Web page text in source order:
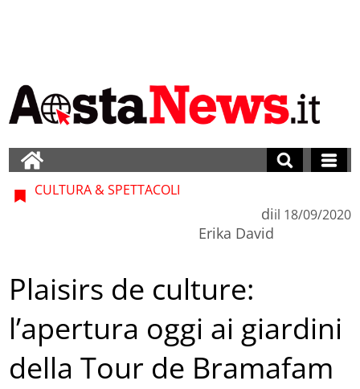
CULTURA & SPETTACOLI
di
Erika David
il 18/09/2020
Plaisirs de culture:
l’apertura oggi ai giardini
della Tour de Bramafam